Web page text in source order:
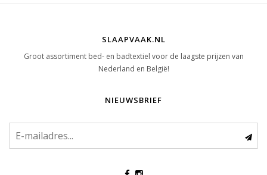
SLAAPVAAK.NL
Groot assortiment bed- en badtextiel voor de laagste prijzen van
Nederland en België!
NIEUWSBRIEF